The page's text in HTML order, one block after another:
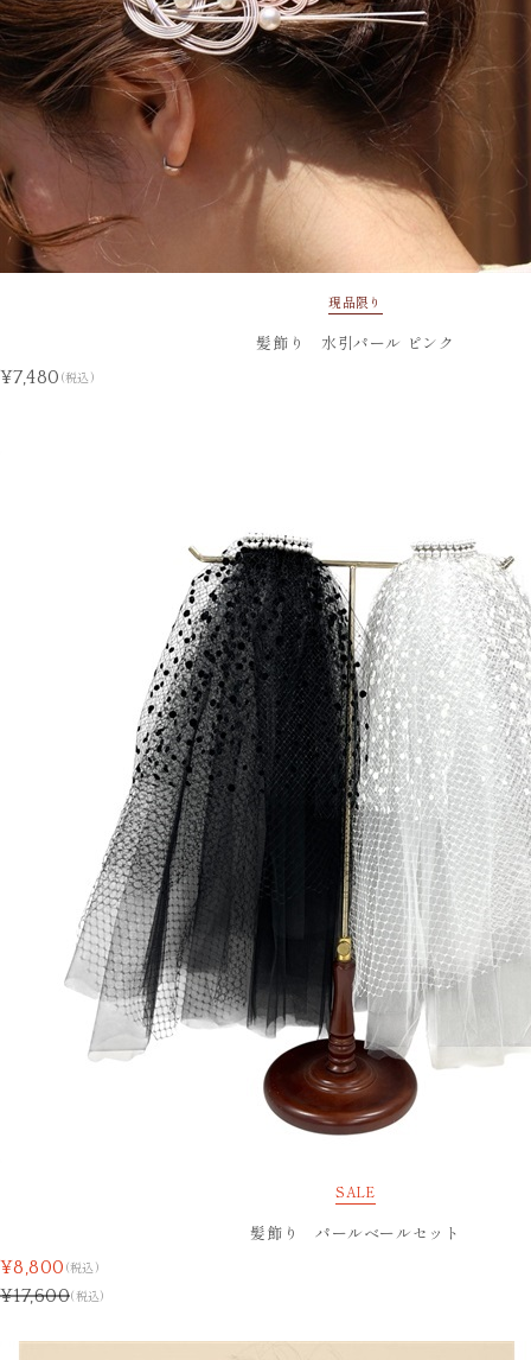
現品限り
髪飾り 水引パール ピンク
¥7,480 (税込)
SALE
髪飾り パールベールセット
¥8,800 (税込)
¥17,600(税込)